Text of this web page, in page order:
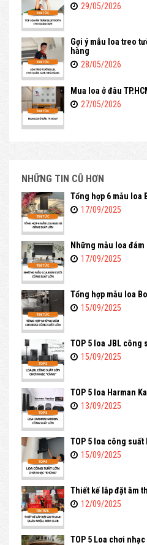
29/05/2026
Gợi ý mẫu loa treo
hàng
28/05/2026
Mua loa ở đâu
27/05/2026
NHỮNG TIN CŨ HƠN
Tổng hợp 6 mẫu loa
17/09/2025
Những mẫu loa
17/09/2025
Tổng hợp mẫu loa
15/09/2025
TOP 5 loa JBL công
15/09/2025
TOP 5 loa Harman
13/09/2025
TOP 5 loa công
15/09/2025
Thiết kế lắp đặt âm
12/09/2025
TOP 5 Loa chơi